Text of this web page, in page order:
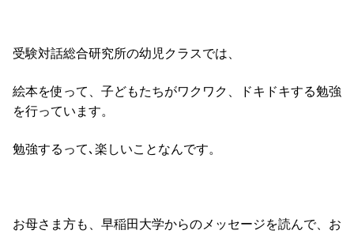
受験対話総合研究所の幼児クラスでは、
絵本を使って、子どもたちがワクワク、ドキドキする勉強
を行っています。
勉強するって､楽しいことなんです。
お母さま方も、早稲田大学からのメッセージを読んで、お